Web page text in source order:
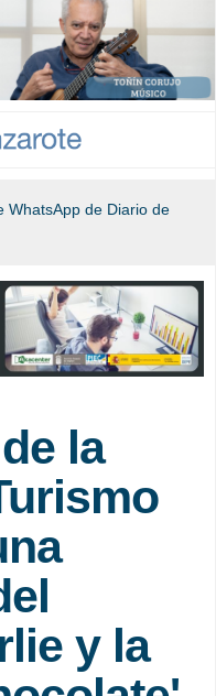
WhatsApp de Diario de
la
y la